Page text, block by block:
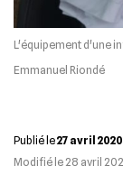
L'équipement d'une
Emmanuel Riondé
Publié le27 avril
Modifié le28 avril